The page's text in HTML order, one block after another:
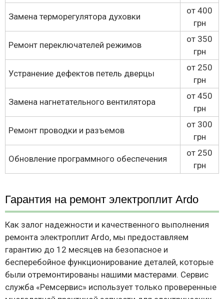
Замена терморегулятора духовки
от 400
грн
Ремонт переключателей режимов
от 350
грн
Устранение дефектов петель дверцы
от 250
грн
Замена нагнетательного вентилятора
от 450
грн
Ремонт проводки и разъемов
от 300
грн
Обновление программного обеспечения
от 250
грн
Гарантия на ремонт электроплит Ardo
Как залог надежности и качественного выполнения
ремонта электроплит Ardo, мы предоставляем
гарантию до 12 месяцев на безопасное и
бесперебойное функционирование деталей, которые
были отремонтированы нашими мастерами. Сервис
служба «Ремсервис» использует только проверенные